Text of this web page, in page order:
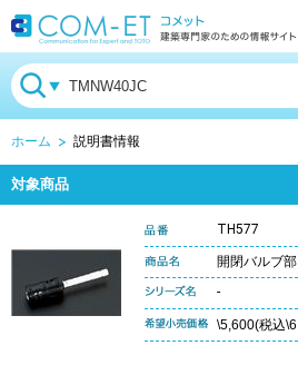
ホーム 説明書情報
対象商品
TH577
開閉バルブ部
-
\5,600(税込